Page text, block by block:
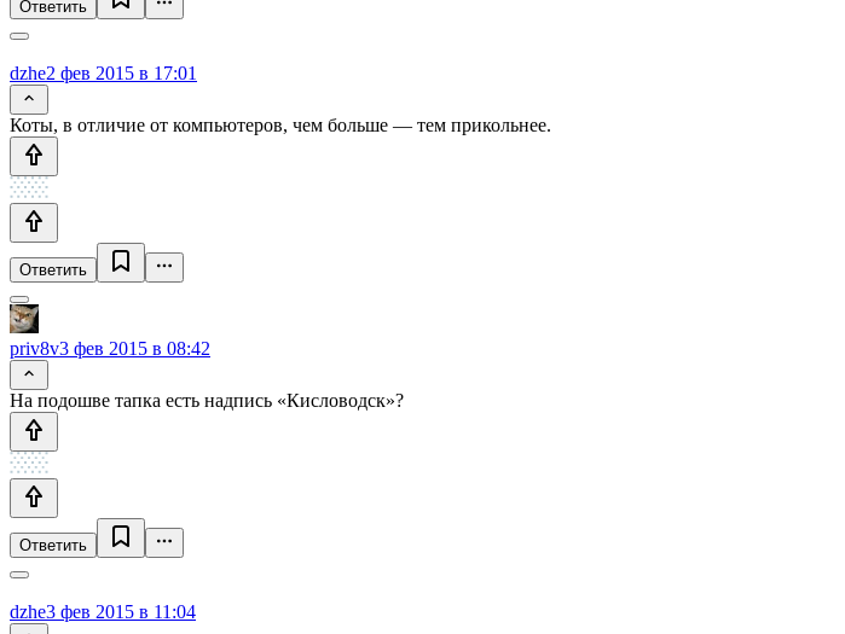
Ответить
dzhe2 фев 2015 в 17:01
Коты, в отличие от компьютеров, чем больше — тем прикольнее.
Ответить
priv8v3 фев 2015 в 08:42
На подошве тапка есть надпись «Кисловодск»?
Ответить
dzhe3 фев 2015 в 11:04